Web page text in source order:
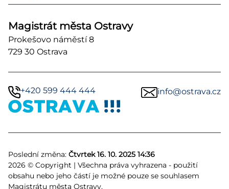
Magistrát města Ostravy
Prokešovo náměstí 8
729 30 Ostrava
+420 599 444 444 info@ostrava.cz
Poslední změna: Čtvrtek 16. 10. 2025 14:36
2026 © Copyright | Všechna práva vyhrazena - použití
obsahu nebo jeho částí je možné pouze se souhlasem
Magistrátu města Ostravy.